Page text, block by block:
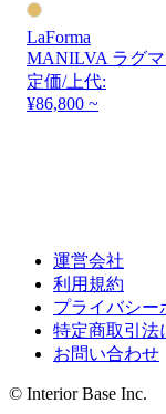
LaForma
MANILVA ラグ
定価/上代:
¥86,800 ~
運営会社
利用規約
プライバシー
特定商取引法
お問い合わせ
© Interior Base Inc.